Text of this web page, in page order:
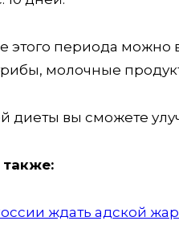
этого периода
молочные
диеты вы сможете
также:
ждать адской